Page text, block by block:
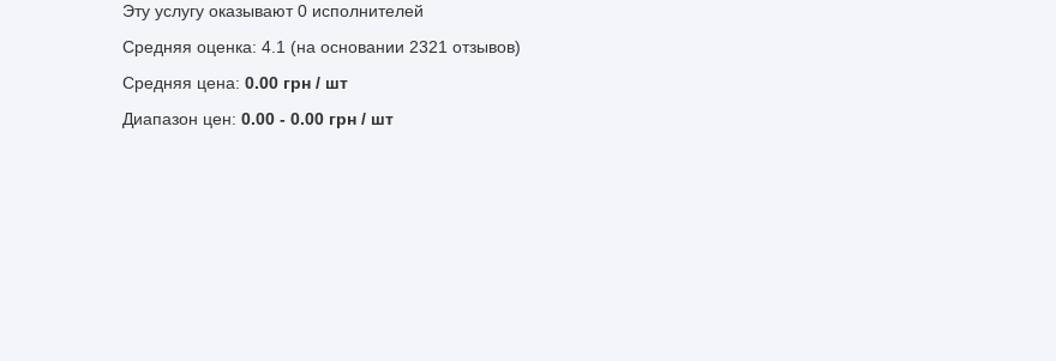
Эту услугу оказывают0 исполнителей
Средняя оценка: 4.1 (на основании 2321 отзывов)
Средняя цена: 0.00 грн / шт
Диапазон цен: 0.00 - 0.00 грн / шт